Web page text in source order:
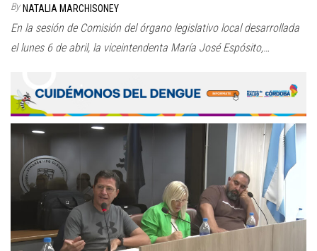
By NATALIA MARCHISONEY
En la sesión de Comisión del órgano legislativo local desarrollada
el lunes 6 de abril, la viceintendenta María José Espósito,…